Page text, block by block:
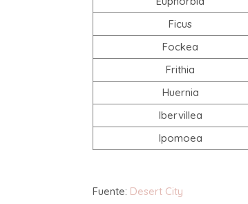
Ficus
Fockea
Frithia
Huernia
Ibervillea
Ipomoea
Fuente: Desert City